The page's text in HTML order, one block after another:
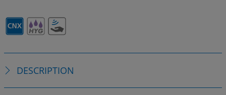
DESCRIPTION